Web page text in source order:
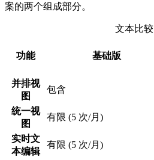
案的两个组成部分。
文本比较
功能 基础版
并排视
图
包含
统一视
图
有限 (5 次/月)
实时文
本编辑
有限 (5 次/月)